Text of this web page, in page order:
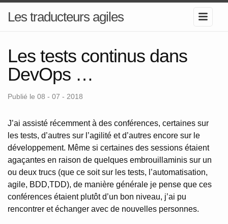
Les traducteurs agiles
Les tests continus dans
DevOps …
Publié le 08 - 07 - 2018
J’ai assisté récemment à des conférences, certaines sur
les tests, d’autres sur l’agilité et d’autres encore sur le
développement. Même si certaines des sessions étaient
agaçantes en raison de quelques embrouillaminis sur un
ou deux trucs (que ce soit sur les tests, l’automatisation,
agile, BDD,TDD), de manière générale je pense que ces
conférences étaient plutôt d’un bon niveau, j’ai pu
rencontrer et échanger avec de nouvelles personnes.